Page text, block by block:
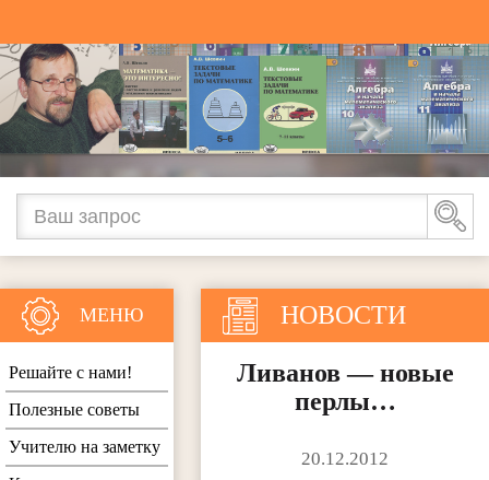
НОВОСТИ
Ливанов — новые
перлы…
20.12.2012
МЕНЮ
Решайте с нами!
Полезные советы
Учителю на заметку